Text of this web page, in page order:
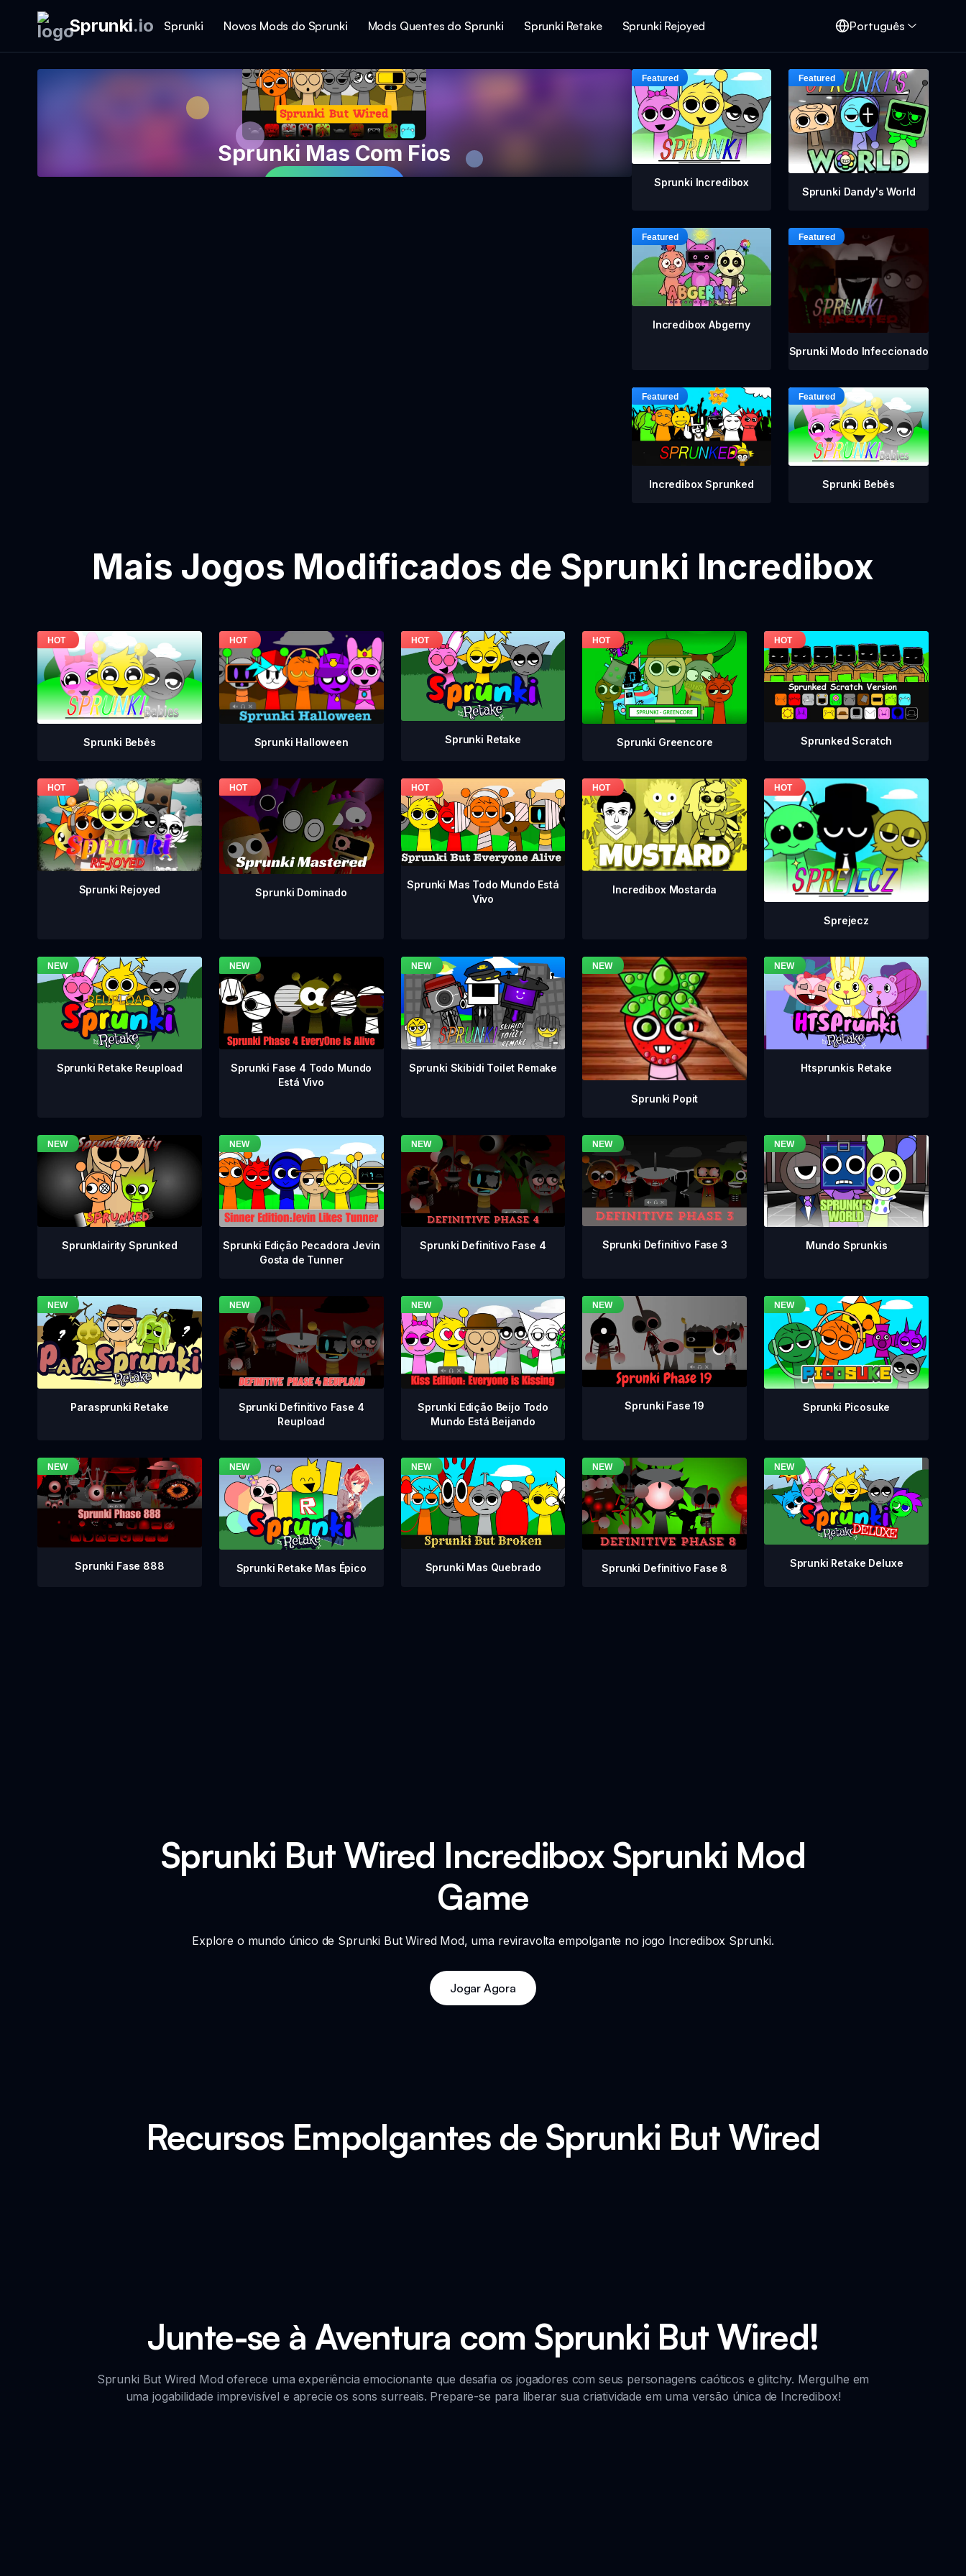
Sprunki.io Sprunki Novos Mods do Sprunki Mods Quentes do Sprunki Sprunki Retake Sprunki Rejoyed Português
Sprunki Mas Com Fios
Sprunki Incredibox
Sprunki Dandy's World
Incredibox Abgerny
Sprunki Modo Infeccionado
Incredibox Sprunked Sprunki Bebês
Mais Jogos Modificados de Sprunki Incredibox
Sprunki Bebês Sprunki Halloween Sprunki Retake Sprunki Greencore Sprunked Scratch
Sprunki Rejoyed Sprunki Dominado
Sprunki Mas Todo Mundo Está
Vivo
Incredibox Mostarda
Sprejecz
Sprunki Retake Reupload
Sprunki Fase 4 Todo Mundo
Está Vivo
Sprunki Skibidi Toilet Remake
Sprunki Popit
Htsprunkis Retake
Sprunklairity Sprunked
Sprunki Edição Pecadora Jevin
Gosta de Tunner
Sprunki Definitivo Fase 4 Sprunki Definitivo Fase 3 Mundo Sprunkis
Parasprunki Retake
Sprunki Definitivo Fase 4
Reupload
Sprunki Edição Beijo Todo
Mundo Está Beijando
Sprunki Fase 19 Sprunki Picosuke
Sprunki Fase 888 Sprunki Retake Mas Épico Sprunki Mas Quebrado Sprunki Definitivo Fase 8 Sprunki Retake Deluxe
Sprunki But Wired Incredibox Sprunki Mod
Game
Explore o mundo único de Sprunki But Wired Mod, uma reviravolta empolgante no jogo Incredibox Sprunki.
Jogar Agora
Recursos Empolgantes de Sprunki But Wired
Junte-se à Aventura com Sprunki But Wired!
Sprunki But Wired Mod oferece uma experiência emocionante que desafia os jogadores com seus personagens caóticos e glitchy. Mergulhe em
uma jogabilidade imprevisível e aprecie os sons surreais. Prepare-se para liberar sua criatividade em uma versão única de Incredibox!